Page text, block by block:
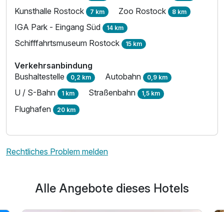
Kunsthalle Rostock 7 km Zoo Rostock 8 km
IGA Park - Eingang Süd 14 km
Schifffahrtsmuseum Rostock 15 km
Verkehrsanbindung
Bushaltestelle 0,2 km Autobahn 0,9 km
U / S-Bahn 1 km Straßenbahn 1,5 km
Flughafen 20 km
Rechtliches Problem melden
Alle Angebote dieses Hotels